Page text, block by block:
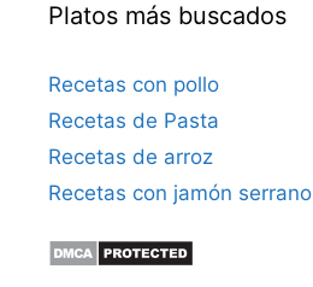
Platos más buscados
Recetas con pollo
Recetas de Pasta
Recetas de arroz
Recetas con jamón serrano